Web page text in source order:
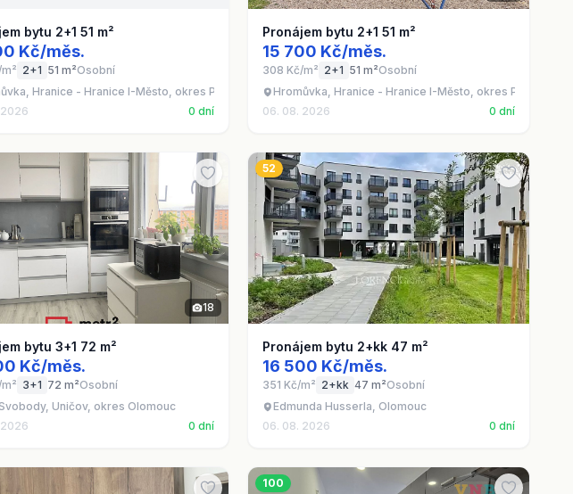
bytu 2+1 51 m²
Kč/měs.
2+1 51 m²Osobní
Hranice - Hranice I-Město, okres Přerov
0 dní
Pronájem bytu 2+1 51 m²
15 700 Kč/měs.
308 Kč/m² 2+1 51 m²Osobní
Hromůvka, Hranice - Hranice I-Město, okres Přerov
06. 08. 2026
0 dní
18
bytu 3+1 72 m²
Kč/měs.
3+1 72 m²Osobní
Uničov, okres Olomouc
0 dní
52
Pronájem bytu 2+kk 47 m²
16 500 Kč/měs.
351 Kč/m² 2+kk 47 m²Osobní
Edmunda Husserla, Olomouc
06. 08. 2026
0 dní
100